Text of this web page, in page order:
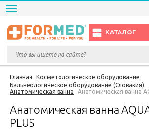
КАТАЛОГ
Главная
Косметологическое оборудование
Бальнеологическое оборудование (Словакия)
Анатомическая ванна
Анатомическая ванна
Анатомическая ванна
PLUS